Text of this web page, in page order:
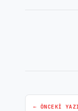
← ÖNCEKI